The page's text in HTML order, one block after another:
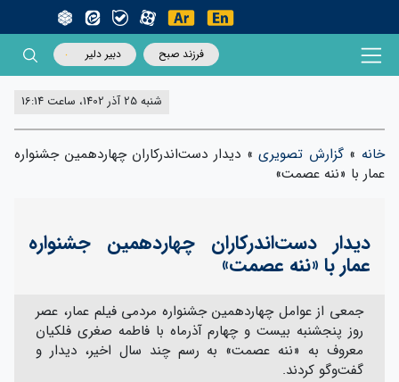
فرزند صبح دبیر دلیر
شنبه 25 آذر 1402، ساعت 16:14
خانه »گزارش تصویری»دیدار دست‌اندرکاران چهاردهمین جشنواره
عمار با «ننه عصمت»
دیدار دست‌اندرکاران چهاردهمین جشنواره
عمار با «ننه عصمت»
جمعی از عوامل چهاردهمین جشنواره مردمی فیلم عمار، عصر
روز پنجشنبه بیست و چهارم آذرماه با فاطمه صغری فلکیان
معروف به «ننه عصمت» به رسم چند سال اخیر، دیدار و
گفت‌و‌گو کردند.